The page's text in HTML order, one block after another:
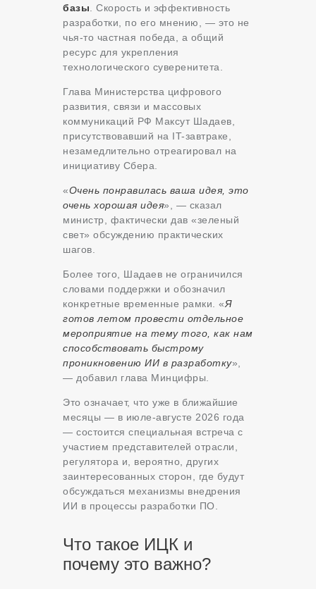
базы . Скорость и эффективность
разработки, по его мнению, — это не
чья-то частная победа, а общий
ресурс для укрепления
технологического суверенитета.
Глава Министерства цифрового
развития, связи и массовых
коммуникаций РФ Максут Шадаев,
присутствовавший на IT-завтраке,
незамедлительно отреагировал на
инициативу Сбера.
«Очень понравилась ваша идея, это
очень хорошая идея», — сказал
министр, фактически дав «зеленый
свет» обсуждению практических
шагов.
Более того, Шадаев не ограничился
словами поддержки и обозначил
конкретные временные рамки. «Я
готов летом провести отдельное
мероприятие на тему того, как нам
способствовать быстрому
проникновению ИИ в разработку»,
— добавил глава Минцифры.
Это означает, что уже в ближайшие
месяцы — в июле-августе 2026 года
— состоится специальная встреча с
участием представителей отрасли,
регулятора и, вероятно, других
заинтересованных сторон, где будут
обсуждаться механизмы внедрения
ИИ в процессы разработки ПО.
Что такое ИЦК и
почему это важно?